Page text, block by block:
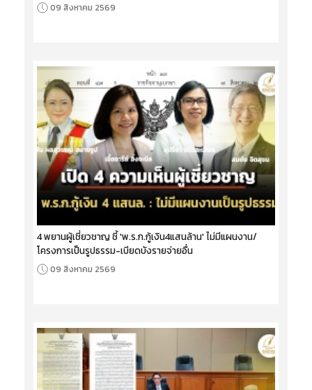
09 สิงหาคม 2569
4 พยานผู้เชี่ยวชาญ ชี้ 'พ.ร.ก.กู้เงิน4แสนล้าน' ไม่มีแผนงาน/
โครงการเป็นรูปธรรม-เบียดบังรายจ่ายอื่น
09 สิงหาคม 2569